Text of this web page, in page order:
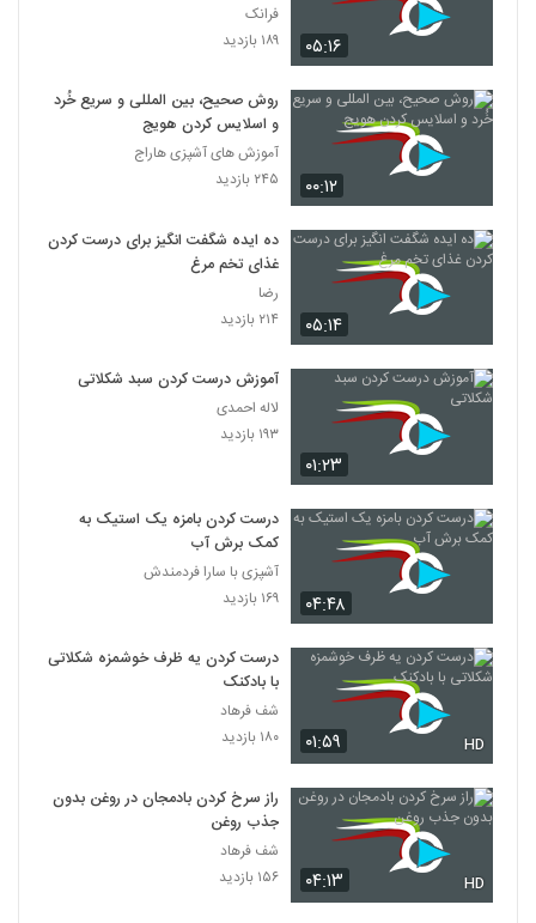
۰۵:۱۶
فرانک
۱۸۹ بازدید
۰۰:۱۲
روش صحیح، بین المللی و سریع خُرد
و اسلایس کردن هویج
آموزش های آشپزی هاراج
۲۴۵ بازدید
۰۵:۱۴
ده ایده شگفت انگیز برای درست کردن
غذای تخم مرغ
رضا
۲۱۴ بازدید
۰۱:۲۳
آموزش درست کردن سبد شکلاتی
لاله احمدی
۱۹۳ بازدید
۰۴:۴۸
درست کردن بامزه یک استیک به
کمک برش آب
آشپزی با سارا فردمندش
۱۶۹ بازدید
۰۱:۵۹ HD
درست کردن یه ظرف خوشمزه شکلاتی
با بادکنک
شف فرهاد
۱۸۰ بازدید
۰۴:۱۳ HD
راز سرخ کردن بادمجان در روغن بدون
جذب روغن
شف فرهاد
۱۵۶ بازدید